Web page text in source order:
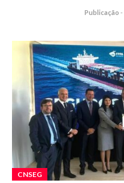
Publicação -
CNSEG